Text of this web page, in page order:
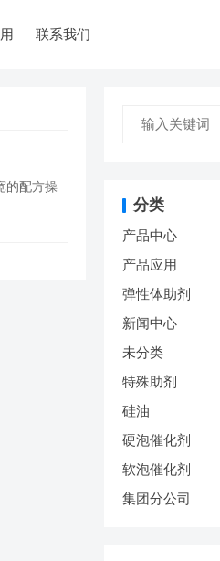
联系我们
的配方操
分类
产品中心
产品应用
弹性体助剂
新闻中心
未分类
特殊助剂
硅油
硬泡催化剂
软泡催化剂
集团分公司